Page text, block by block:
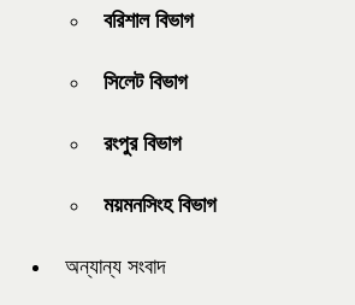
বরিশাল বিভাগ
সিলেট বিভাগ
রংপুর বিভাগ
ময়মনসিংহ বিভাগ
অন্যান্য সংবাদ